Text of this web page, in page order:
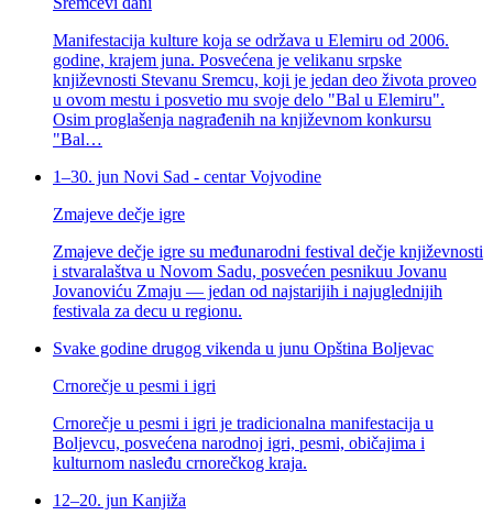
Manifestacija kulture koja se održava u Elemiru od 2006.
godine, krajem juna. Posvećena je velikanu srpske
književnosti Stevanu Sremcu, koji je jedan deo života proveo
u ovom mestu i posvetio mu svoje delo "Bal u Elemiru".
Osim proglašenja nagrađenih na književnom konkursu
"Bal…
1–30. jun Novi Sad - centar Vojvodine
Zmajeve dečje igre
Zmajeve dečje igre su međunarodni festival dečje književnosti
i stvaralaštva u Novom Sadu, posvećen pesnikuu Jovanu
Jovanoviću Zmaju — jedan od najstarijih i najuglednijih
festivala za decu u regionu.
Svake godine drugog vikenda u junu Opština Boljevac
Crnorečje u pesmi i igri
Crnorečje u pesmi i igri je tradicionalna manifestacija u
Boljevcu, posvećena narodnoj igri, pesmi, običajima i
kulturnom nasleđu crnorečkog kraja.
12–20. jun Kanjiža